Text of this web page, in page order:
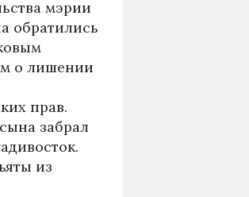
мэрии
обратились
о лишении
прав.
забрал
из